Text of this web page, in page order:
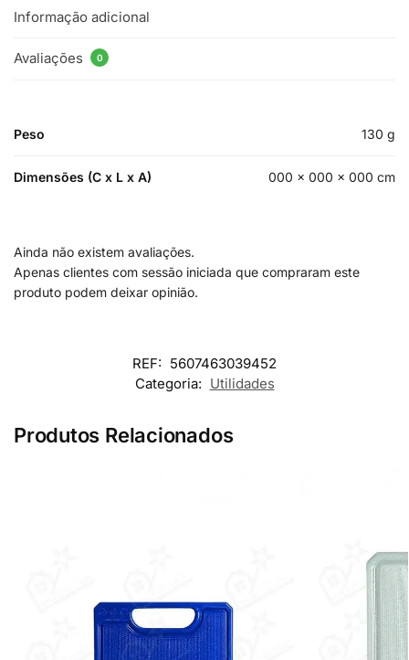
Informação adicional
Avaliações 0
Peso 130 g
Dimensões (C x L x A) 000 × 000 × 000 cm
Ainda não existem avaliações.
Apenas clientes com sessão iniciada que compraram este
produto podem deixar opinião.
REF: 5607463039452
Categoria: Utilidades
Produtos Relacionados